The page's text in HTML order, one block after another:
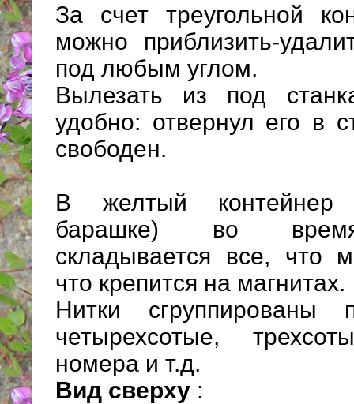
За счет треугольной
можно приблизить-
под любым углом.
Вылезать из под
удобно: отвернул его в
свободен.
В желтый контейнер
барашке) во
складывается все, что
что крепится на магнитах.
Нитки
четырехсотые,
номера и т.д.
Вид сверху :